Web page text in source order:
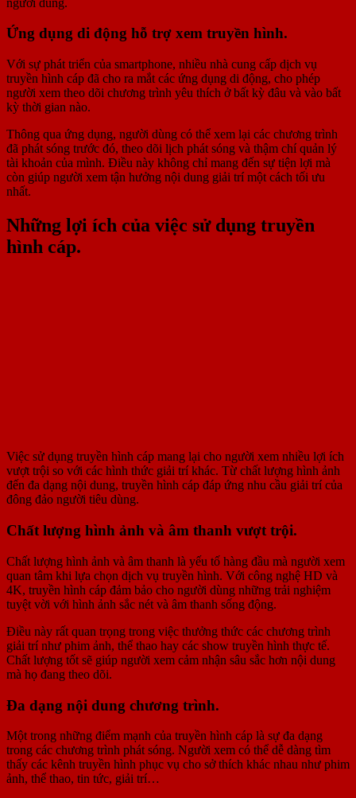
Ứng dụng di động hỗ trợ xem truyền hình.
Với sự phát triển của smartphone, nhiều nhà cung cấp dịch vụ
truyền hình cáp đã cho ra mắt các ứng dụng di động, cho phép
người xem theo dõi chương trình yêu thích ở bất kỳ đâu và vào bất
kỳ thời gian nào.
Thông qua ứng dụng, người dùng có thể xem lại các chương trình
đã phát sóng trước đó, theo dõi lịch phát sóng và thậm chí quản lý
tài khoản của mình. Điều này không chỉ mang đến sự tiện lợi mà
còn giúp người xem tận hưởng nội dung giải trí một cách tối ưu
nhất.
Những lợi ích của việc sử dụng truyền
hình cáp.
Việc sử dụng truyền hình cáp mang lại cho người xem nhiều lợi ích
vượt trội so với các hình thức giải trí khác. Từ chất lượng hình ảnh
đến đa dạng nội dung, truyền hình cáp đáp ứng nhu cầu giải trí của
đông đảo người tiêu dùng.
Chất lượng hình ảnh và âm thanh vượt trội.
Chất lượng hình ảnh và âm thanh là yếu tố hàng đầu mà người xem
quan tâm khi lựa chọn dịch vụ truyền hình. Với công nghệ HD và
4K, truyền hình cáp đảm bảo cho người dùng những trải nghiệm
tuyệt vời với hình ảnh sắc nét và âm thanh sống động.
Điều này rất quan trọng trong việc thưởng thức các chương trình
giải trí như phim ảnh, thể thao hay các show truyền hình thực tế.
Chất lượng tốt sẽ giúp người xem cảm nhận sâu sắc hơn nội dung
mà họ đang theo dõi.
Đa dạng nội dung chương trình.
Một trong những điểm mạnh của truyền hình cáp là sự đa dạng
trong các chương trình phát sóng. Người xem có thể dễ dàng tìm
thấy các kênh truyền hình phục vụ cho sở thích khác nhau như phim
ảnh, thể thao, tin tức, giải trí…